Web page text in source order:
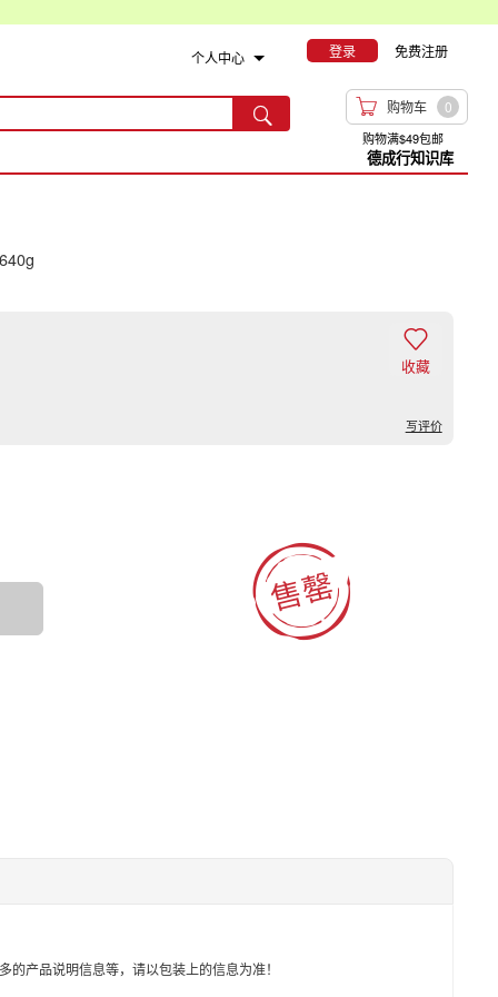
个人中心 登录 免费注册
  购物车 0
购物满$49包邮
德成行知识库

写评价

收藏
产品说明信息等，请以包装上的信息为准！